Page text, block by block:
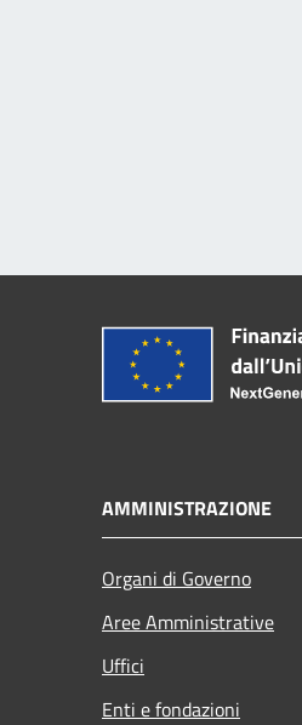
AMMINISTRAZIONE
Organi di Governo
Aree Amministrative
Uffici
Enti e fondazioni